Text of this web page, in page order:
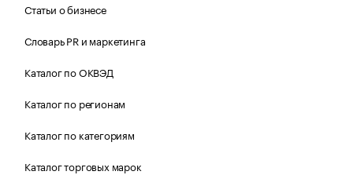
Статьи о бизнесе
Словарь PR и маркетинга
Каталог по ОКВЭД
Каталог по регионам
Каталог по категориям
Каталог торговых марок